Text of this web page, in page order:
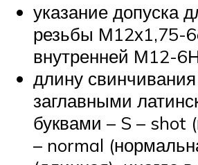
указание допуска
резьбы М12х1,75-
внутренней М12-
длину
заглавными
буквами – S – shot
– normal